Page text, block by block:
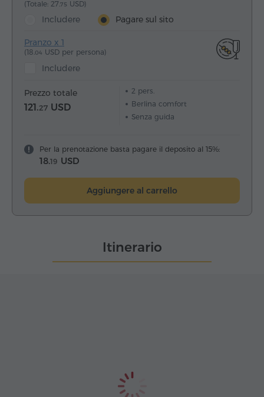
(Totale: 27.75 USD)
Includere Pagare sul sito
Pranzo x 1
(18.04 USD per persona)
Includere
Prezzo totale
121.27 USD
2pers.
Berlina comfort
Senza guida
Per la prenotazione basta pagare il deposito al 15%:
18.19 USD
Aggiungere al carrello
Itinerario